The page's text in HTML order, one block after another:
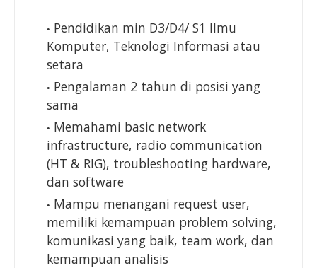
Pendidikan min D3/D4/ S1 Ilmu
Komputer, Teknologi Informasi atau
setara
Pengalaman 2 tahun di posisi yang
sama
Memahami basic network
infrastructure, radio communication
(HT & RIG), troubleshooting hardware,
dan software
Mampu menangani request user,
memiliki kemampuan problem solving,
komunikasi yang baik, team work, dan
kemampuan analisis